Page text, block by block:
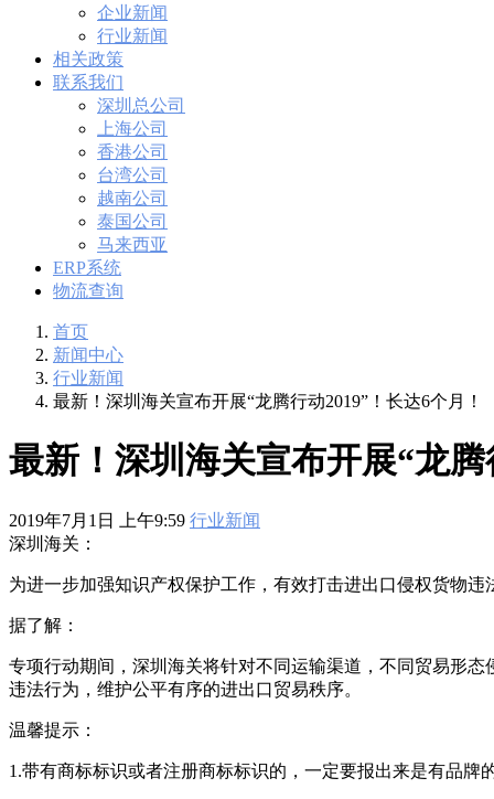
企业新闻
行业新闻
相关政策
联系我们
深圳总公司
上海公司
香港公司
台湾公司
越南公司
泰国公司
马来西亚
ERP系统
物流查询
首页
新闻中心
行业新闻
最新！深圳海关宣布开展“龙腾行动2019”！长达6个月！
最新！深圳海关宣布开展“龙
2019年7月1日 上午9:59 行业新闻
深圳海关：
为进一步加强知识产权保护工作，有效打击进出口侵权货物违
据了解：
专项行动期间，深圳海关将针对不同运输渠道，不同贸易形
违法行为，维护公平有序的进出口贸易秩序。
温馨提示：
1.带有商标标识或者注册商标标识的，一定要报出来是有品牌